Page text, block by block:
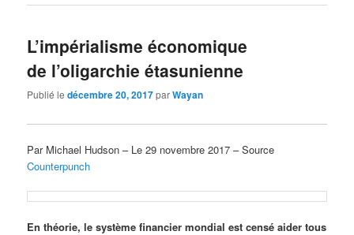
L’impérialisme économique
de l’oligarchie étasunienne
Publié ledécembre 20, 2017parWayan
Par Michael Hudson – Le 29 novembre 2017 – Source
Counterpunch
En théorie, le système financier mondial est censé aider tous